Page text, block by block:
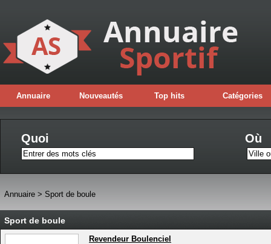
Annuaire Nouveautés Top hits Catégories
Quoi Où
Annuaire > Sport de boule
Sport de boule
Revendeur Boulenciel